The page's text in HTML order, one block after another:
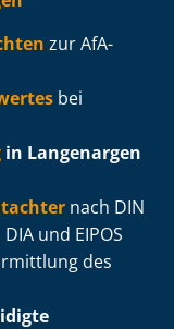
zur AfA-
bei
in Langenargen
nach DIN
und EIPOS
des